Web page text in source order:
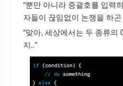
“뿐만 아니라 중괄호를 입력
자들이 끊임없이 논쟁을 하곤
“맞아, 세상에서는 두 종류의
지..”